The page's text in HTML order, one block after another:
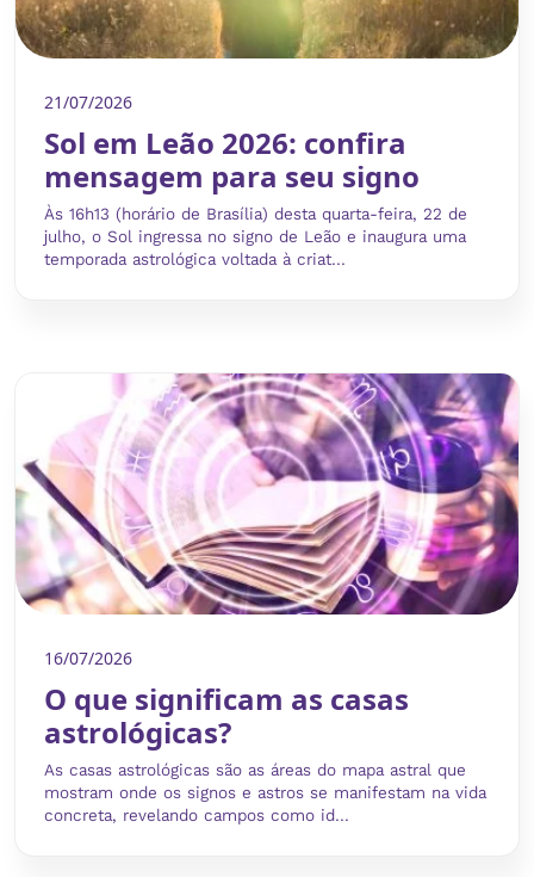
21/07/2026
Sol em Leão 2026: confira
mensagem para seu signo
Às 16h13 (horário de Brasília) desta quarta-feira, 22 de
julho, o Sol ingressa no signo de Leão e inaugura uma
temporada astrológica voltada à criat...
16/07/2026
O que significam as casas
astrológicas?
As casas astrológicas são as áreas do mapa astral que
mostram onde os signos e astros se manifestam na vida
concreta, revelando campos como id...